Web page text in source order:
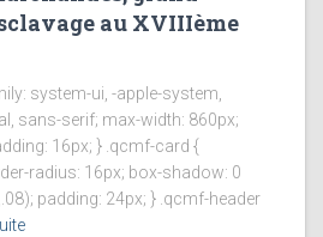
au XVIIIème
system-ui, -apple-system,
sans-serif; max-width: 860px;
16px; } .qcmf-card {
radius: 16px; box-shadow: 0
padding: 24px; } .qcmf-header